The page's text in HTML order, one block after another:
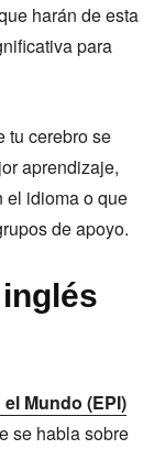
harán de esta
para
tu cerebro se
aprendizaje,
el idioma o que
de apoyo.
Mundo (EPI)
se habla sobre